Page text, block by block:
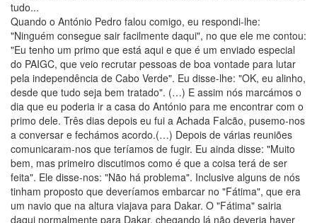
tudo...
Quando o António Pedro falou comigo, eu respondi-lhe:
"Ninguém consegue sair facilmente daqui", no que ele me contou:
"Eu tenho um primo que está aqui e que é um enviado especial
do PAIGC, que veio recrutar pessoas de boa vontade para lutar
pela independência de Cabo Verde". Eu disse-lhe: "OK, eu alinho,
desde que tudo seja bem tratado". (…) E assim nós marcámos o
dia que eu poderia ir a casa do António para me encontrar com o
primo dele. Três dias depois eu fui a Achada Falcão, pusemo-nos
a conversar e fechámos acordo.(…) Depois de várias reuniões
comunicaram-nos que teríamos de fugir. Eu ainda disse: "Muito
bem, mas primeiro discutimos como é que a coisa terá de ser
feita". Ele disse-nos: "Não há problema". Inclusive alguns de nós
tinham proposto que deveríamos embarcar no "Fátima", que era
um navio que na altura viajava para Dakar. O "Fátima" sairia
daqui normalmente para Dakar, chegando lá não deveria haver